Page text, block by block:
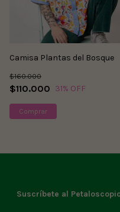
Camisa Plantas del Bosque
$110.000
$160.000
31% OFF
Comprar
Suscríbete al